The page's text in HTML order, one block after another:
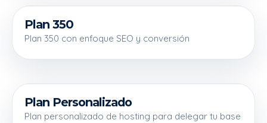
350 €
Plan 350
Plan 350 con enfoque SEO y conversión
500 €
Plan Personalizado
Plan personalizado de hosting para delegar tu base